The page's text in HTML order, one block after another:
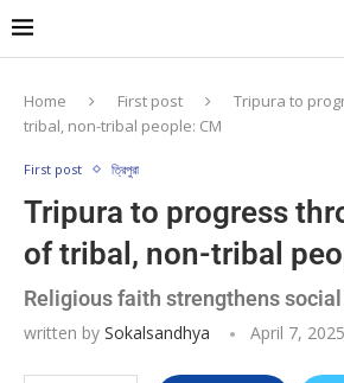
Home First post
Tripura to
tribal, non-tribal people: CM
First post ত্রিপুরা
Tripura to progress
of tribal, non-tribal
Religious faith strengthens
written by Sokalsandhya April 7, 2025